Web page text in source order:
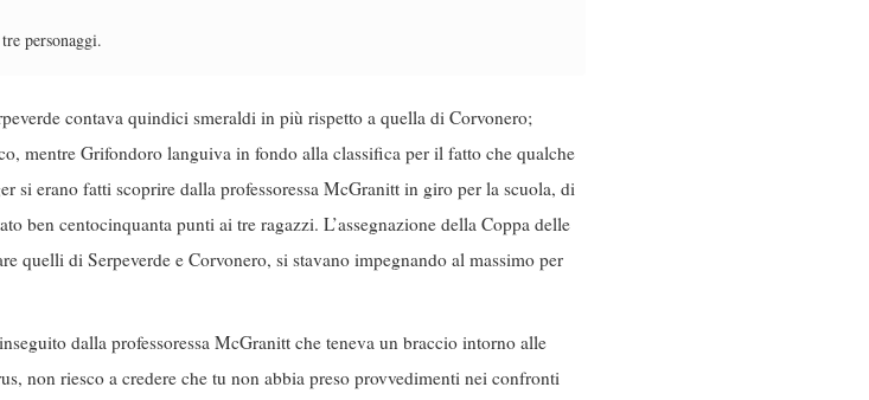
personaggi.
contava quindici smeraldi in più rispetto a quella di Corvonero;
mentre Grifondoro languiva in fondo alla classifica per il fatto che qualche
si erano fatti scoprire dalla professoressa McGranitt in giro per la scuola, di
ben centocinquanta punti ai tre ragazzi. L’assegnazione della Coppa delle
quelli di Serpeverde e Corvonero, si stavano impegnando al massimo per
dalla professoressa McGranitt che teneva un braccio intorno alle
non riesco a credere che tu non abbia preso provvedimenti nei confronti